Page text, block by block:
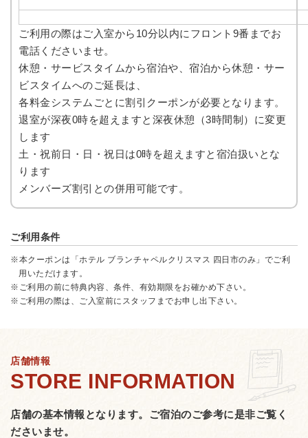
ご利用の際はご入室から10分以内にフロント9番までお
電話くださいませ。
休憩・サービスタイムから宿泊や、宿泊から休憩・サー
ビスタイムへのご延長は、
各料金システムごとに割引クーポンが必要となります。
退室が深夜0時を超えますと深夜休憩（3時間制）に変更
します
土・祝前日・日・祝日は0時を超えますと宿泊扱いとな
ります
メンバーズ割引との併用可能です。
ご利用条件
※本クーポンは「ホテル ブランチャペルクリスマス 四日市のみ」でご利
用いただけます。
※ご利用の前に特典内容、条件、有効期限をお確かめ下さい。
※ご利用の際は、ご入室前にスタッフまでお申し出下さい。
店舗情報
店舗の基本情報となります。 ご宿泊のご参考に是非ご覧く
ださいませ。